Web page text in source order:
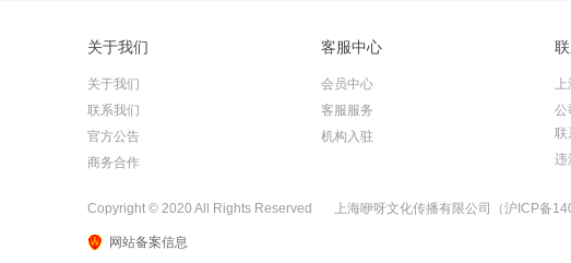
关于我们
关于我们
联系我们
官方公告
商务合作
客服中心
会员中心
客服服务
机构入驻
公
联
违
Copyright © 2020 All Rights Reserved 上海咿呀文化传播有限公司（沪ICP备
网站备案信息